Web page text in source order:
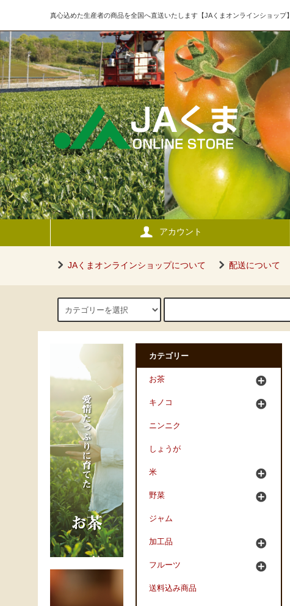
真心込めた生産者の商品を全国へ直送いたします【JAくまオンラインショップ】
アカウント
JAくまオンラインショップについて 配送について
カテゴリー
お茶
キノコ
ニンニク
しょうが
米
野菜
ジャム
加工品
フルーツ
送料込み商品